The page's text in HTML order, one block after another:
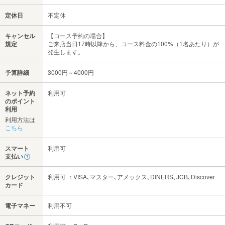
定休日 不定休
キャンセル
規定
【コース予約の場合】
ご来店当日17時以降から、コース料金の100%（1名あたり）が
発生します。
予算詳細 3000円～4000円
ネット予約
のポイント
利用
利用方法は
こちら
利用可
スマート
支払い
利用可
クレジット
カード
利用可 ：VISA､マスター､アメックス､DINERS､JCB､Discover
電子マネー 利用不可